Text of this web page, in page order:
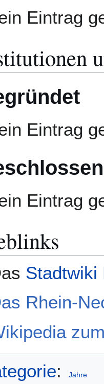
Eintrag
Eintrag
Eintrag
Stadtwiki
Rhein-
: Jahre